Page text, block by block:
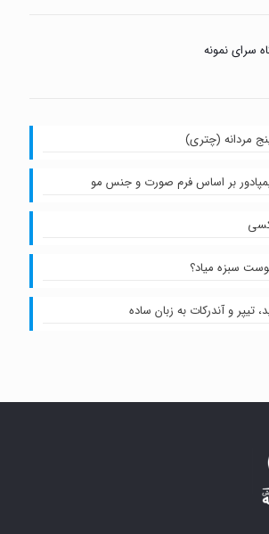
سرای نمونه
مردانه (چتری)
بر اساس فرم صورت و جنس مو
سبزه میاد؟
تیپر و آندرکات به زبان ساده